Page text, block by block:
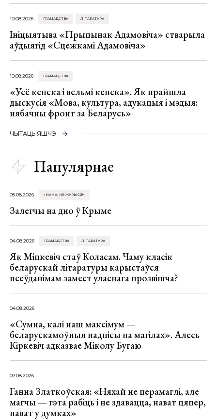
10.08.2026 ГРАМАДСТВА ЛІТАРАТУРА
Ініцыятыва «Прыпынак Адамовіча» стварыла
аўдыягід «Сцежкамі Адамовіча»
10.08.2026 ГРАМАДСТВА
«Усё кепска і вельмі кепска». Як прайшла
дыскусія «Мова, культура, адукацыя і мэдыя:
нябачны фронт за Беларусь»
ЧЫТАЦЬ ЯШЧЭ
Папулярнае
05.08.2026 «МАМА, НЕ ЖУРЫСЯ!»
Залегчы на дно ў Крыме
04.08.2026 ГРАМАДСТВА ЛІТАРАТУРА
Як Міцкевіч стаў Коласам. Чаму класік
беларускай літаратуры карыстаўся
псеўданімам замест уласнага прозвішча?
04.08.2026
«Сумна, калі наш максімум —
беларускамоўныя надпісы на магілах». Алесь
Кіркевіч адказвае Міколу Бугаю
07.08.2026
Ганна Златкоўская: «Няхай не перамаглі, але
магчы — гэта рабіць і не здавацца, нават цяпер,
нават у думках»